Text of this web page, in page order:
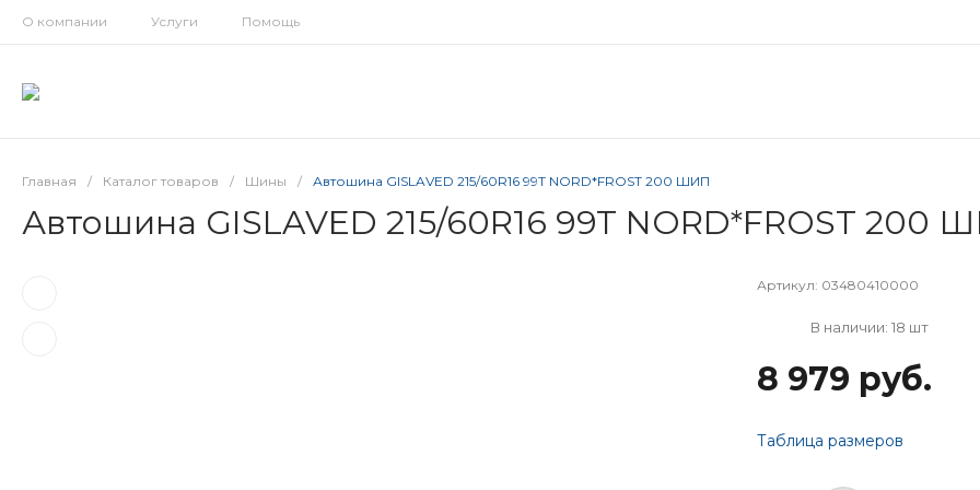
О компании Услуги Помощь
Главная / Каталог товаров / Шины / Автошина GISLAVED 215/60R16 99T NORD*FROST 200 ШИП
Автошина GISLAVED 215/60R16 99T NORD*FROST 200
Артикул: 03480410000
В наличии: 18 шт
8 979 руб.
Таблица размеров